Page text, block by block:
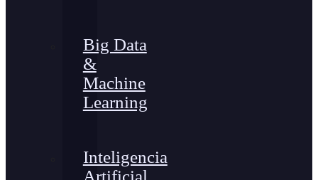
Big Data
&
Machine
Learning
Inteligencia
Artificial